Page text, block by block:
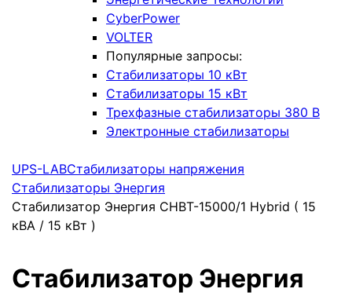
CyberPower
VOLTER
Популярные запросы:
Стабилизаторы 10 кВт
Стабилизаторы 15 кВт
Трехфазные стабилизаторы 380 В
Электронные стабилизаторы
UPS-LABСтабилизаторы напряжения
Стабилизаторы Энергия
Стабилизатор Энергия CНВТ-15000/1 Нybrid ( 15
кВА / 15 кВт )
Стабилизатор Энергия